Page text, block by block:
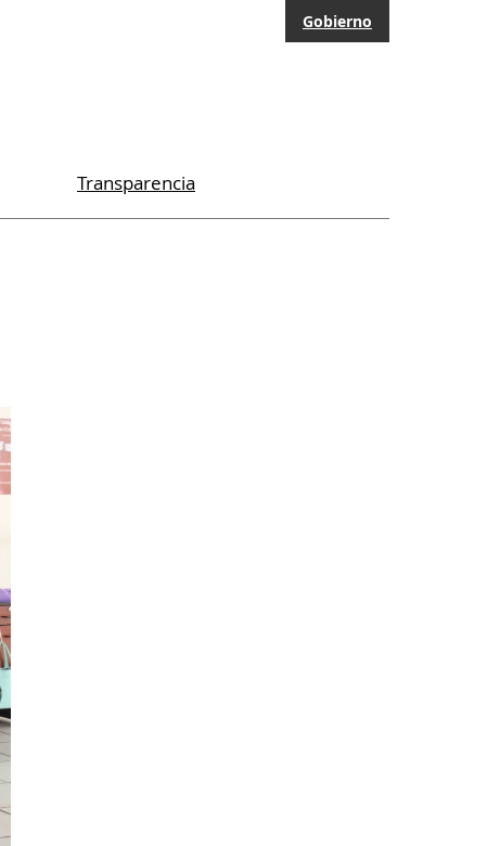
Gobierno
Transparencia